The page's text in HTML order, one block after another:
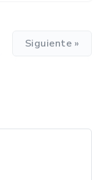
Siguiente »